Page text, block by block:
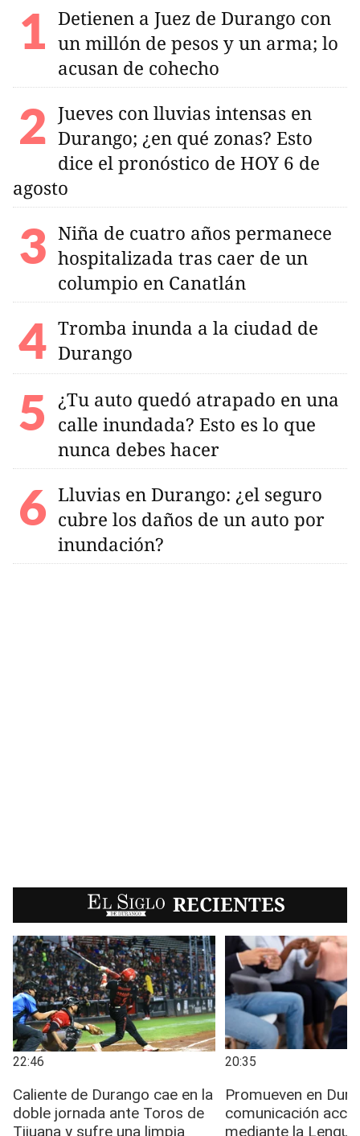
Detienen a Juez de Durango con
un millón de pesos y un arma; lo
acusan de cohecho
Jueves con lluvias intensas en
Durango; ¿en qué zonas? Esto
dice el pronóstico de HOY 6 de
agosto
Niña de cuatro años permanece
hospitalizada tras caer de un
columpio en Canatlán
Tromba inunda a la ciudad de
Durango
¿Tu auto quedó atrapado en una
calle inundada? Esto es lo que
nunca debes hacer
Lluvias en Durango: ¿el seguro
cubre los daños de un auto por
inundación?
EL SIGLO RECIENTES